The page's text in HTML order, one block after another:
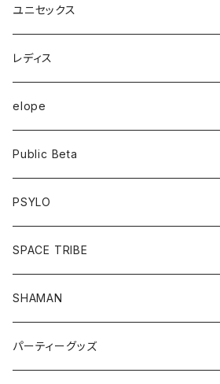
ユニセックス
半袖Tシャツ
長袖Tシャツ
フーディー
パンツ
シューズ
服飾雑貨
レディス
トップス
ボトム
ワンピース
オールインワン
シューズ
服飾雑貨
elope
Public Beta
半袖Tシャツ
フーディー
長袖Tシャツ
PSYLO
トップス
ボトム
服飾雑貨
SPACE TRIBE
Tシャツ
フーディー
SHAMAN
トップス
パーティーグッズ